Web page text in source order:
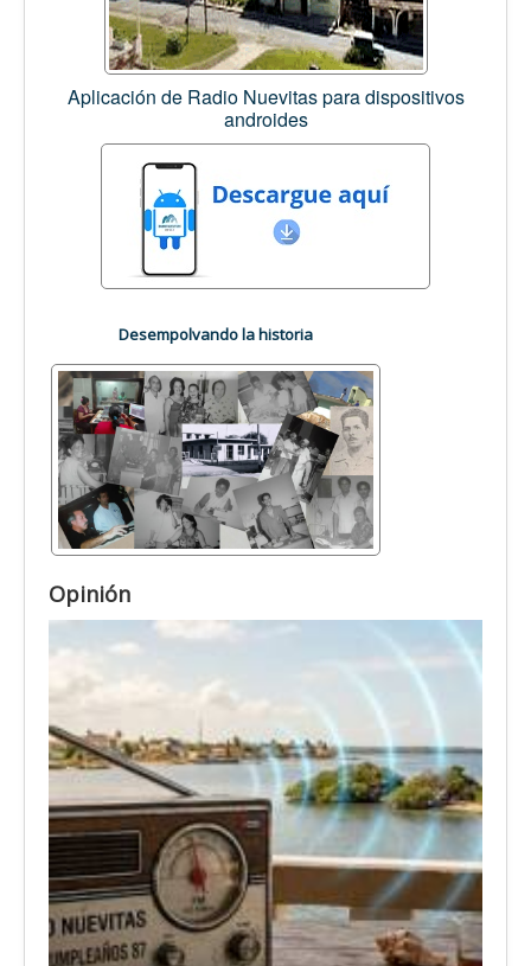
Aplicación de Radio Nuevitas para dispositivos
androides
Desempolvando la historia
Opinión